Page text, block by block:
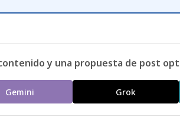
y una propuesta de post
Gemini Grok